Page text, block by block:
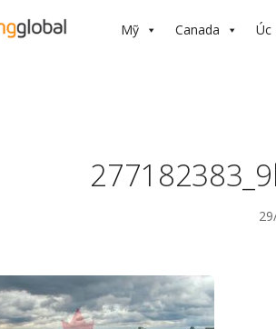
Mỹ Canada Úc